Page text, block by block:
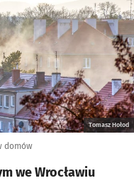
Tomasz Hołod
domów
we Wrocławiu